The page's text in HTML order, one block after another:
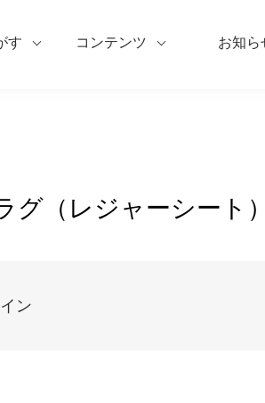
す コンテンツ お知ら
グ（レジャーシート）
ン